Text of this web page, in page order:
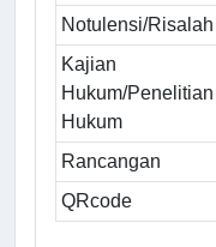
Notulensi/
Kajian
Hukum/Penelitian
Hukum
Rancangan
QRcode